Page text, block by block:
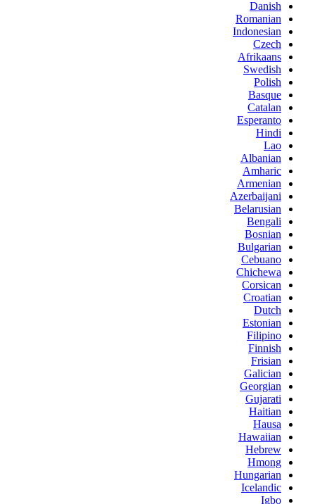
Danish
Romanian
Indonesian
Czech
Afrikaans
Swedish
Polish
Basque
Catalan
Esperanto
Hindi
Lao
Albanian
Amharic
Armenian
Azerbaijani
Belarusian
Bengali
Bosnian
Bulgarian
Cebuano
Chichewa
Corsican
Croatian
Dutch
Estonian
Filipino
Finnish
Frisian
Galician
Georgian
Gujarati
Haitian
Hausa
Hawaiian
Hebrew
Hmong
Hungarian
Icelandic
Igbo